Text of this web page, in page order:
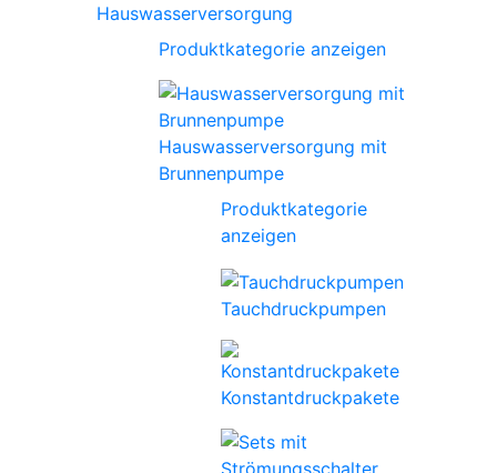
Hauswasserversorgung
Produktkategorie anzeigen
Hauswasserversorgung mit
Brunnenpumpe
Produktkategorie
anzeigen
Tauchdruckpumpen
Konstantdruckpakete